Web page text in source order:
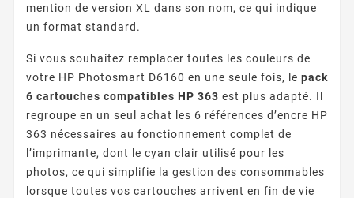
mention de version XL dans son nom, ce qui indique
un format standard.
Si vous souhaitez remplacer toutes les couleurs de
votre HP Photosmart D6160 en une seule fois, le pack
6 cartouches compatibles HP 363 est plus adapté. Il
regroupe en un seul achat les 6 références d’encre HP
363 nécessaires au fonctionnement complet de
l’imprimante, dont le cyan clair utilisé pour les
photos, ce qui simplifie la gestion des consommables
lorsque toutes vos cartouches arrivent en fin de vie